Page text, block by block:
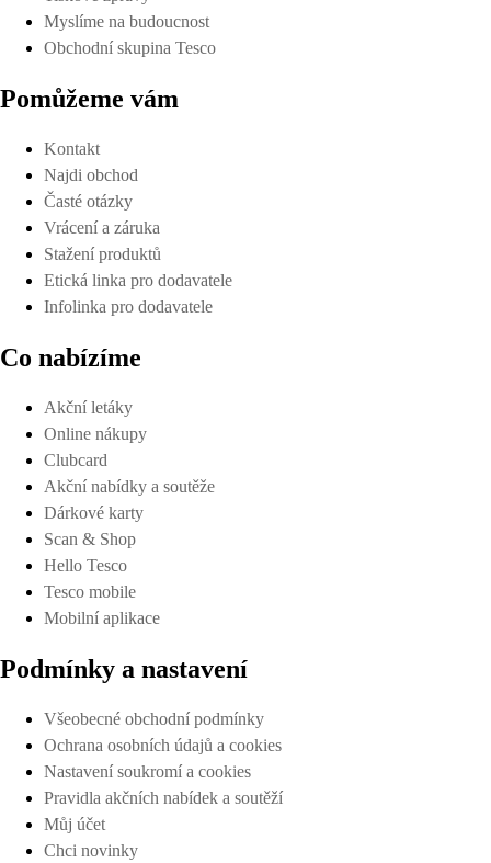
Myslíme na budoucnost
Obchodní skupina Tesco
Pomůžeme vám
Kontakt
Najdi obchod
Časté otázky
Vrácení a záruka
Stažení produktů
Etická linka pro dodavatele
Infolinka pro dodavatele
Co nabízíme
Akční letáky
Online nákupy
Clubcard
Akční nabídky a soutěže
Dárkové karty
Scan & Shop
Hello Tesco
Tesco mobile
Mobilní aplikace
Podmínky a nastavení
Všeobecné obchodní podmínky
Ochrana osobních údajů a cookies
Nastavení soukromí a cookies
Pravidla akčních nabídek a soutěží
Můj účet
Chci novinky